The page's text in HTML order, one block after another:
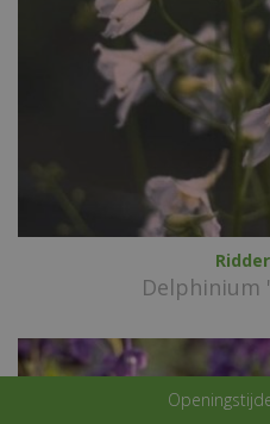
Delphinium